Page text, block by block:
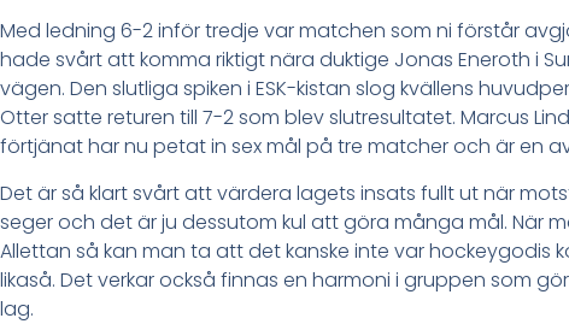
Med ledning 6-2 inför tredje var matchen som ni förstår
hade svårt att komma riktigt nära duktige Jonas Eneroth i
vägen. Den slutliga spiken i ESK-kistan slog kvällens
Otter satte returen till 7-2 som blev slutresultatet. Marcus
förtjänat har nu petat in sex mål på tre matcher och är en
Det är så klart svårt att värdera lagets insats fullt ut när
seger och det är ju dessutom kul att göra många mål. När
Allettan så kan man ta att det kanske inte var hockeygodis
likaså. Det verkar också finnas en harmoni i gruppen som
lag.